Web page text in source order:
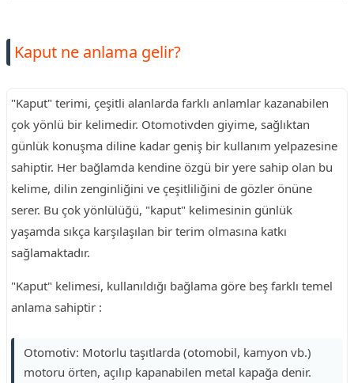
Kaput ne anlama gelir?
"Kaput" terimi, çeşitli alanlarda farklı anlamlar kazanabilen
çok yönlü bir kelimedir. Otomotivden giyime, sağlıktan
günlük konuşma diline kadar geniş bir kullanım yelpazesine
sahiptir. Her bağlamda kendine özgü bir yere sahip olan bu
kelime, dilin zenginliğini ve çeşitliliğini de gözler önüne
serer. Bu çok yönlülüğü, "kaput" kelimesinin günlük
yaşamda sıkça karşılaşılan bir terim olmasına katkı
sağlamaktadır.
"Kaput" kelimesi, kullanıldığı bağlama göre beş farklı temel
anlama sahiptir :
Otomotiv: Motorlu taşıtlarda (otomobil, kamyon vb.)
motoru örten, açılıp kapanabilen metal kapağa denir.